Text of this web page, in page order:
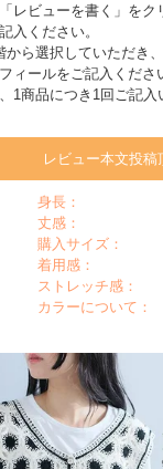
レビューを書く」をク
入ください。
から選択していただき
ィールをご記入くださ
1商品につき1回ご記入
レビュー本文投稿
身長：
丈感：
購入サイズ：
着用感：
ストレッチ感：
カラーについて：